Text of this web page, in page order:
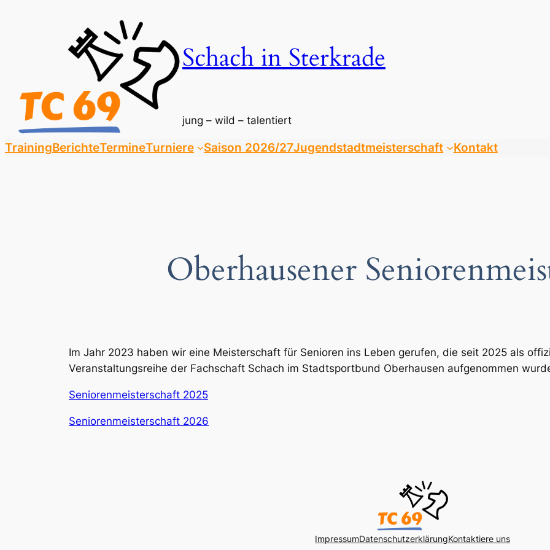
Schach in Sterkrade
jung – wild – talentiert
TrainingBerichteTermineTurniere Saison 2026/27Jugendstadtmeisterschaft Kontakt
Oberhausener
Im Jahr 2023 haben wir eine Meisterschaft für Senioren ins Leben gerufen, die seit 2025 als
Veranstaltungsreihe der Fachschaft Schach im Stadtsportbund Oberhausen aufgenommen
Seniorenmeisterschaft 2025
Seniorenmeisterschaft 2026
ImpressumDatenschutzerklärungKontaktiere uns